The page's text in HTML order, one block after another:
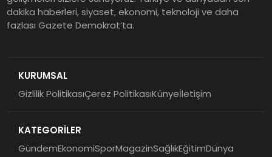
dakika haberleri, siyaset, ekonomi, teknoloji ve daha
fazlası Gazete Demokrat’ta.
KURUMSAL
Gizlilik PolitikasıÇerez PolitikasıKünyeİletişim
KATEGORİLER
GündemEkonomiSporMagazinSağlıkEğitimDünya